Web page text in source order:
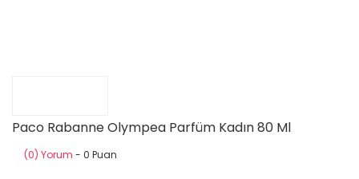
Paco Rabanne Olympea Parfüm Kadın 80 Ml
(0) Yorum - 0 Puan